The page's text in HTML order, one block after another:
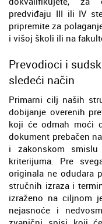
predviđaju III ili IV
pripremite za
i višoj školi ili na
Prevodioci i
sledeći način
Primarni cilj naših
dobijanje overenih
koji će odmah moći
dokument prebačen
i zakonskom
kriterijuma. Pre
originala ne odudara
stručnih izraza i
izraženo na ciljnom
nejasnoće i